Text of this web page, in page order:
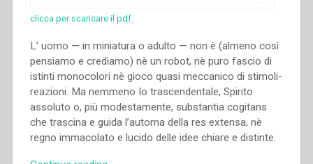
clicca per scaricare il pdf
L’ uomo — in miniatura o adulto — non è (almeno così
pensiamo e crediamo) nè un robot, nè puro fascio di
istinti monocolori nè gioco quasi meccanico di stimoli-
reazioni. Ma nemmeno Io trascendentale, Spirito
assoluto o, più modestamente, substantia cogitans
che trascina e guida l’automa della res extensa, nè
regno immacolato e lucido delle idee chiare e distinte.